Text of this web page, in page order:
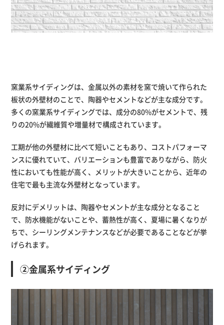
窯業系サイディングは、金属以外の素材を窯で焼いて作られた
板状の外壁材のことで、陶器やセメントなどが主な成分です。
多くの窯業系サイディングでは、成分の80%がセメントで、残
りの20%が繊維質や増量材で構成されています。
工期が他の外壁材に比べて短いこともあり、コストパフォーマ
ンスに優れていて、バリエーションも豊富でありながら、防火
性においても性能が高く、メリットが大きいことから、近年の
住宅で最も主流な外壁材となっています。
反対にデメリットは、陶器やセメントが主な成分となること
で、防水機能がないことや、蓄熱性が高く、夏場に暑くなりが
ちで、シーリングメンテナンスなどが必要であることなどが挙
げられます。
②金属系サイディング